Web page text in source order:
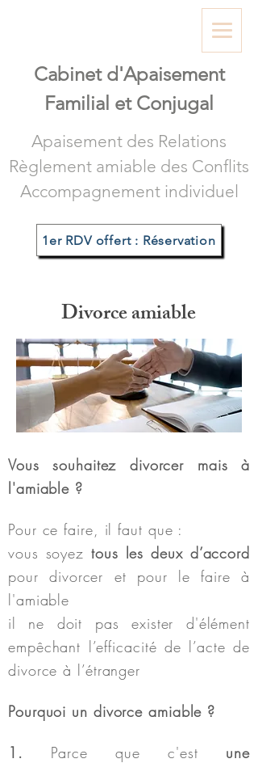
Cabinet d'Apaisement
Familial et Conjugal
Apaisement des Relations
Règlement amiable des Conflits
Accompagnement individuel
1er RDV offert : Réservation
Divorce amiable
Vous souhaitez divorcer mais à
l'amiable ?
Pour ce faire, il faut que :
vous soyeztous les deux d’accord
pour divorcer et pour le faireà
l'amiable
il ne doit pas exister d'élément
empêchant l’efficacité de l’acte de
divorce à l’étranger
Pourquoi un divorce amiable ?
1. Parce que c'est une